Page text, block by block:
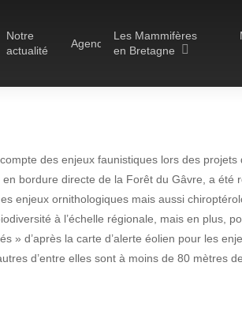
Les Havres de paix pour la
loutre
Les Refuges pour les
chauves-souris
Le Fonds pour les
Notre
actualité
Agenda
Les Mammifères
en Bretagne
refusé
des enjeux faunistiques lors des projets
bordure directe de la Forêt du Gâvre, a
enjeux ornithologiques mais aussi
à l’échelle régionale, mais en plus,
» d’après la carte d’alerte éolien pour les
d’entre elles sont à moins de 80 mètres